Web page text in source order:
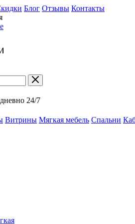
Блог Отзывы Контакты
24/7
Витрины Мягкая мебель Спальни